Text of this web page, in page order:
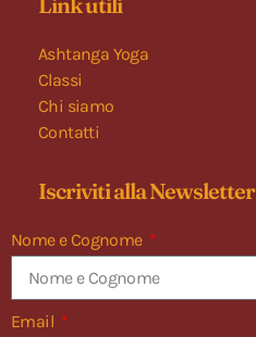
Ashtanga Yoga
Classi
Chi siamo
Contatti
Iscriviti alla Newsletter
Nome e Cognome
Email